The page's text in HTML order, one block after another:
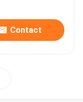
Contact